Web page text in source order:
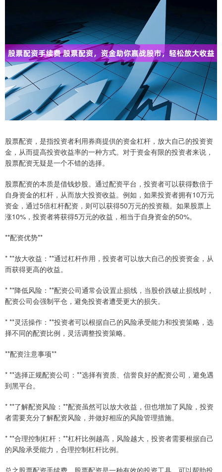
股票配资，是指投资者利用券商提供的资金杠杆，放大自己的投资资
金，从而提高投资收益率的一种方式。对于资金有限的投资者来说，
股票配资无疑是一个不错的选择。
股票配资的本质是借钱炒股。通过配资平台，投资者可以获得数倍于
自身资金的杠杆，从而放大投资收益。例如，如果投资者拥有10万元
资金，通过5倍杠杆配资，则可以获得50万元的投资额。如果股票上
涨10%，投资者将获得5万元的收益，相当于自身资金的50%。
**配资优势**
* **放大收益：**通过杠杆作用，投资者可以放大自己的投资资金，从
而获得更高的收益。
* **降低风险：**配资公司通常会设置止损线，当股价跌破止损线时，
配资公司会强制平仓，避免投资者遭受更大的损失。
* **灵活操作：**投资者可以根据自己的风险承受能力和投资策略，选
择不同的配资比例，灵活调整投资策略。
**配资注意事项**
* **选择正规配资公司：**选择有资质、信誉良好的配资公司，避免遇
到黑平台。
* **了解配资风险：**配资虽然可以放大收益，但也增加了风险，投资
者需要充分了解配资风险，并做好相应的风险管理措施。
* **合理控制杠杆：**杠杆比例越高，风险越大，投资者需要根据自己
的风险承受能力，合理控制杠杆比例。
总之股票配资手续费，股票配资是一种有效的投资工具，可以帮助投